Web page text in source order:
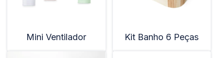
Mini Ventilador Kit Banho 6 Peças